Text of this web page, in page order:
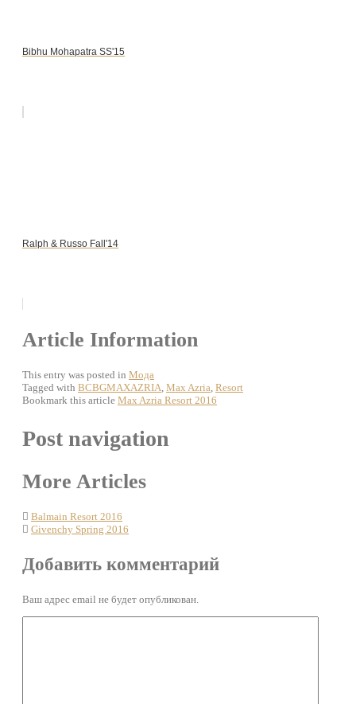
Bibhu Mohapatra SS'15
Ralph & Russo Fall'14
Article Information
This entry was posted in Мода
Tagged with BCBGMAXAZRIA, Max Azria, Resort
Bookmark this article Max Azria Resort 2016
Post navigation
More Articles
Balmain Resort 2016
Givenchy Spring 2016
Добавить комментарий
Ваш адрес email не будет опубликован.